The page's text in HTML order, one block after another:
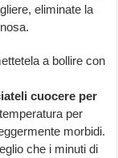
eliminate la
a bollire con
cuocere per
per
morbidi.
che i minuti di